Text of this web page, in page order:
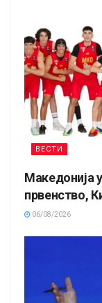
ВЕСТИ
Македонија
првенство,
06/08/2026